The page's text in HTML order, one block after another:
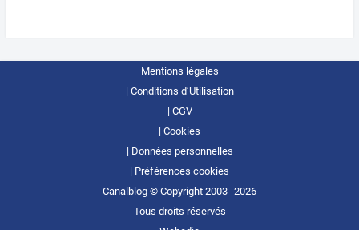
Mentions légales
Conditions d’Utilisation
CGV
Cookies
Données personnelles
Préférences cookies
Canalblog © Copyright 2003--2026
Tous droits réservés